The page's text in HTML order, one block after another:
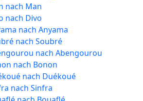
nach Man
nach Divo
nach Anyama
nach Soubré
nach Abengourou
nach Bonon
nach Duékoué
nach Sinfra